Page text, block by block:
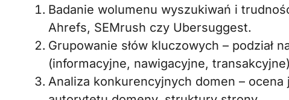
Badanie wolumenu wyszukiwań i
Ahrefs, SEMrush czy Ubersuggest.
Grupowanie słów kluczowych – podział
(informacyjne, nawigacyjne,
Analiza konkurencyjnych domen –